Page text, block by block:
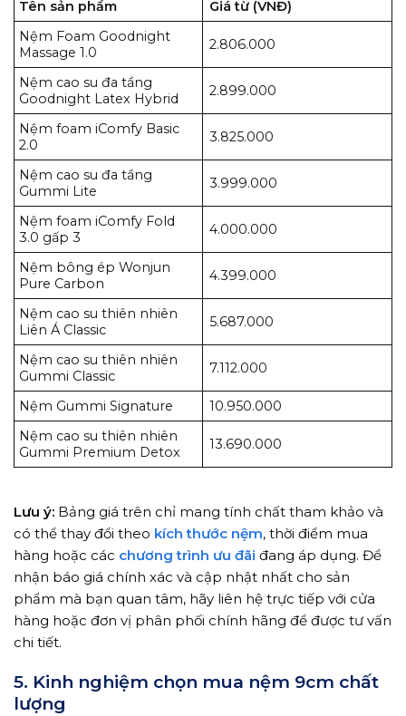
Tên sản phẩm
Giá từ (VNĐ)
Nệm Foam Goodnight
Massage 1.0
2.806.000
Nệm cao su đa tầng
Goodnight Latex Hybrid
2.899.000
Nệm foam iComfy Basic
2.0
3.825.000
Nệm cao su đa tầng
Gummi Lite
3.999.000
Nệm foam iComfy Fold
3.0 gấp 3
4.000.000
Nệm bông ép Wonjun
Pure Carbon
4.399.000
Nệm cao su thiên nhiên
Liên Á Classic
5.687.000
Nệm cao su thiên nhiên
Gummi Classic
7.112.000
Nệm Gummi Signature
10.950.000
Nệm cao su thiên nhiên
Gummi Premium Detox
13.690.000
Lưu ý: Bảng giá trên chỉ mang tính chất tham khảo và
có thể thay đổi theo kích thước nệm, thời điểm mua
hàng hoặc các chương trình ưu đãi đang áp dụng. Để
nhận báo giá chính xác và cập nhật nhất cho sản
phẩm mà bạn quan tâm, hãy liên hệ trực tiếp với cửa
hàng hoặc đơn vị phân phối chính hãng để được tư vấn
chi tiết.
5. Kinh nghiệm chọn mua nệm 9cm chất
lượng